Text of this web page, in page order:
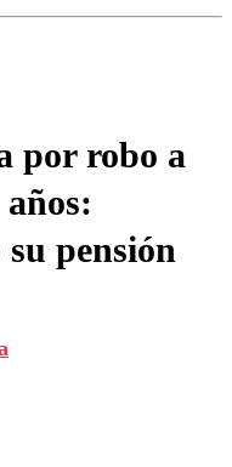
por robo a
pensión